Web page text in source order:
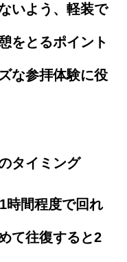
いよう、軽装で
をとるポイント
な参拝体験に役
タイミング
時間程度で回れ
て往復すると2